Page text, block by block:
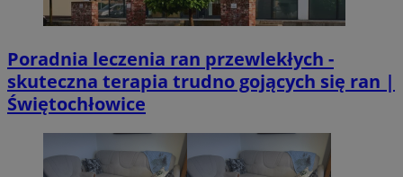
Poradnia leczenia ran przewlekłych -
skuteczna terapia trudno gojących się ran |
Świętochłowice